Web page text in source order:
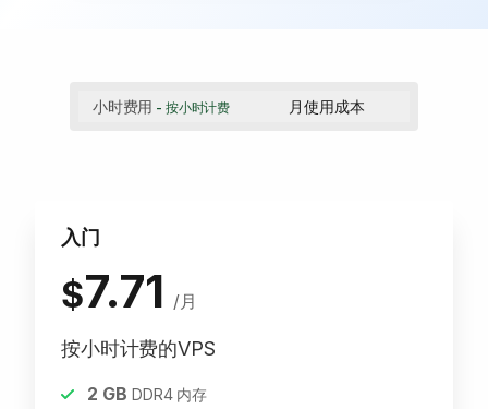
小时费用 - 按小时计费 月使用成本
入门
$7.71 /月
按小时计费的VPS
2 GB DDR4 内存